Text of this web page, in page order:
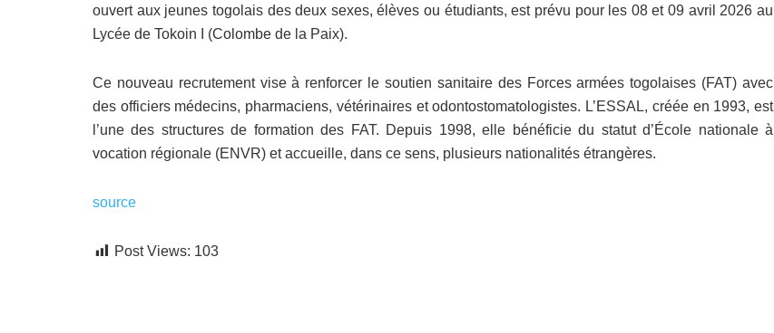
ouvert aux jeunes togolais des deux sexes, élèves ou étudiants, est prévu pour les 08 et 09 avril 2026 au
Lycée de Tokoin I (Colombe de la Paix).
Ce nouveau recrutement vise à renforcer le soutien sanitaire des Forces armées togolaises (FAT) avec
des officiers médecins, pharmaciens, vétérinaires et odontostomatologistes. L’ESSAL, créée en 1993, est
l’une des structures de formation des FAT. Depuis 1998, elle bénéficie du statut d’École nationale à
vocation régionale (ENVR) et accueille, dans ce sens, plusieurs nationalités étrangères.
source
Post Views: 103